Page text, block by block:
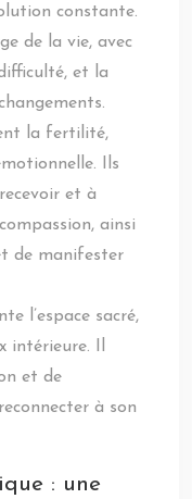
constante.
de la vie, avec
et la
la fertilité,
Ils
et à
ainsi
de manifester
l’espace sacré,
intérieure. Il
et de
à son
: une